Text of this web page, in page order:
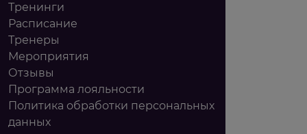
Тренинги
Расписание
Тренеры
Мероприятия
Отзывы
Программа лояльности
Политика обработки персональных
данных